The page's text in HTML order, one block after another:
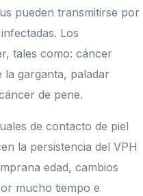
pueden transmitirse por
Los
tales como: cáncer
garganta, paladar
de pene.
de contacto de piel
la persistencia del VPH
edad, cambios
mucho tiempo e